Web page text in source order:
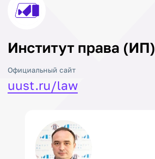
Институт права (ИП)
Официальный сайт
uust.ru/law